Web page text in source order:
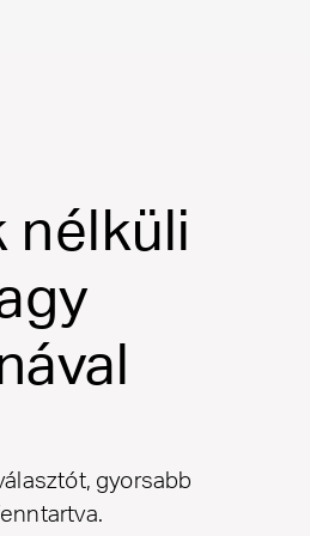
nélküli
gyorsabb